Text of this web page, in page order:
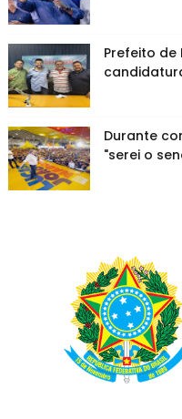
Prefeito
Durante
"serei o